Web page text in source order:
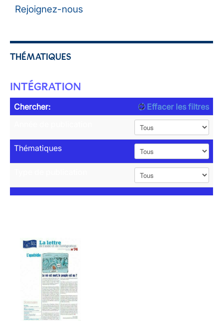
Rejoignez-nous
THÉMATIQUES
INTÉGRATION
Chercher:
Effacer les filtres
Thématiques